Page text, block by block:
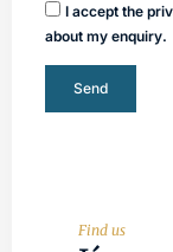
Find us
I accept the
about my enquiry.
Send